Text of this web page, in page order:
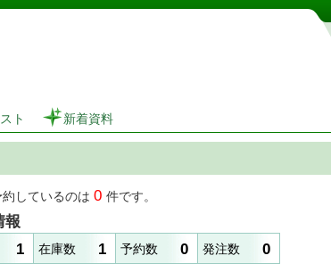
図書館 蔵書検索・予約システム
ト 新着資料
しているのは 0 件です。
報
1 在庫数 1 予約数 0 発注数 0